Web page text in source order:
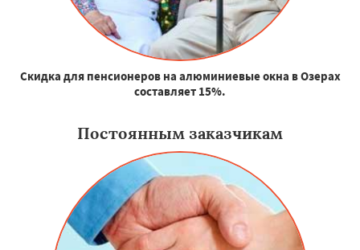
Скидка для пенсионеров на алюминиевые окна в Озерах
составляет 15%.
Постоянным заказчикам